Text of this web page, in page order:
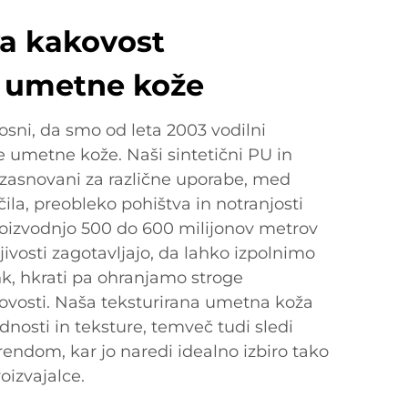
kakovost
kože
da smo od leta 2003 vodilni
umetne kože. Naši sintetični PU in
za različne uporabe, med
preobleko pohištva in notranjosti
500 do 600 milijonov metrov
zagotavljajo, da lahko izpolnimo
hkrati pa ohranjamo stroge
Naša teksturirana umetna koža
in teksture, temveč tudi sledi
kar jo naredi idealno izbiro tako